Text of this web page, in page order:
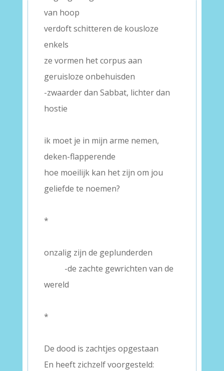
van hoop
verdoft schitteren de kousloze
enkels
ze vormen het corpus aan
geruisloze onbehuisden
-zwaarder dan Sabbat, lichter dan
hostie
ik moet je in mijn arme nemen,
deken-flapperende
hoe moeilijk kan het zijn om jou
geliefde te noemen?
*
onzalig zijn de geplunderden
-de zachte gewrichten van de
wereld
*
De dood is zachtjes opgestaan
En heeft zichzelf voorgesteld: